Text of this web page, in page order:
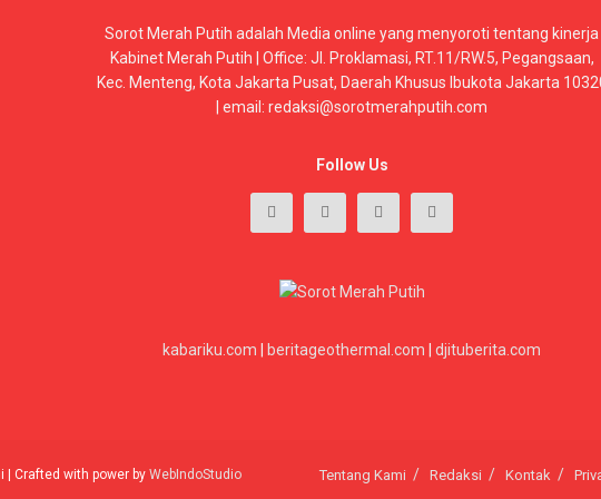
Sorot Merah Putih adalah Media online yang menyoroti tentang kinerja
Kabinet Merah Putih | Office: Jl. Proklamasi, RT.11/RW.5, Pegangsaan,
Kec. Menteng, Kota Jakarta Pusat, Daerah Khusus Ibukota Jakarta
| email: redaksi@sorotmerahputih.com
Follow Us
kabariku.com | beritageothermal.com | djituberita.com
Tentang Kami Redaksi Kontak
| Crafted with power by WebIndoStudio